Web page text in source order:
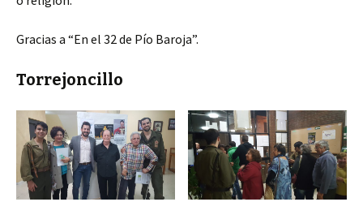
Gracias a “En el 32 de Pío Baroja”.
Torrejoncillo